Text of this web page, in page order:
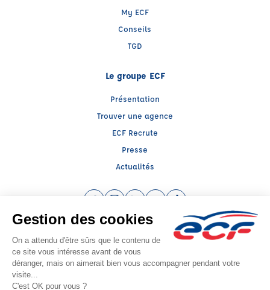
My ECF
Conseils
TGD
Le groupe ECF
Présentation
Trouver une agence
ECF Recrute
Presse
Actualités
Instagram (nouvelle fenêtre)
LinkedIn (nouvelle fenêtre)
YouTube (nouvelle fenêtre)
TikTok (nouvelle
Raison sociale : ECF BOURLIER - Capital social: 5000€
SIREN: 815408950 - Numéro de TVA intracommunautaire: FR 61 815408950
Agrément n°E1600500010
Siège social : 1, Avenue de Verdun , EMBRUN (05200) - Représentant légal :